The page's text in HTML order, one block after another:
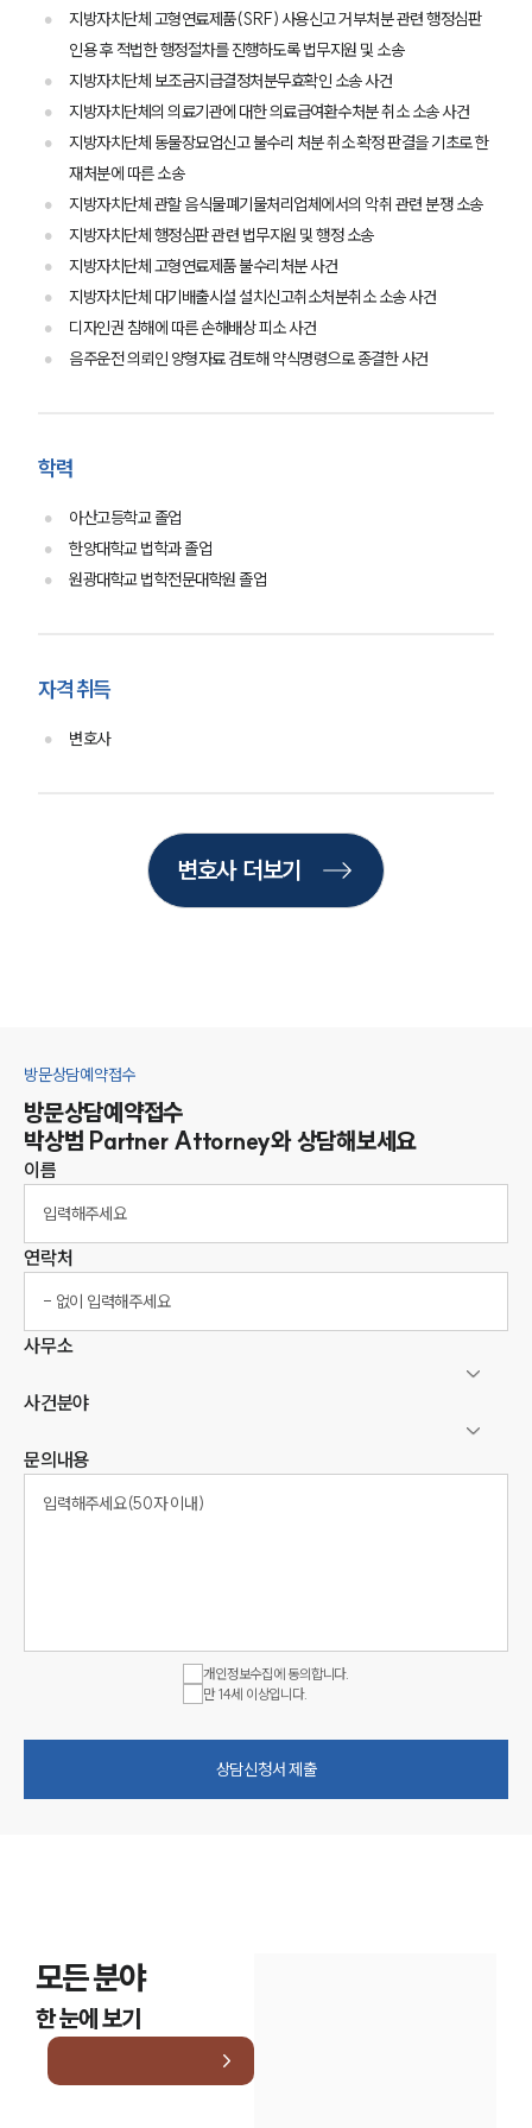
법률정보
법률지식인
고객후기
업무분야
건설부 업무
전체
구성원 소개
부동산전문변호사
뉴스레터/브로슈어
세미나
지방자치단체 고형연료제품(SRF) 사용신고 거부처분 관련 행정심판
인용 후 적법한 행정절차를 진행하도록 법무지원 및 소송
지방자치단체 보조금지급결정처분무효확인 소송 사건
지방자치단체의 의료기관에 대한 의료급여환수처분 취소 소송 사건
지방자치단체 동물장묘업신고 불수리 처분 취소 확정 판결을 기초로 한
재처분에 따른 소송
지방자치단체 관할 음식물폐기물처리업체에서의 악취 관련 분쟁 소송
지방자치단체 행정심판 관련 법무지원 및 행정 소송
지방자치단체 고형연료제품 불수리처분 사건
지방자치단체 대기배출시설 설치신고취소처분취소 소송 사건
디자인권 침해에 따른 손해배상 피소 사건
음주운전 의뢰인 양형자료 검토해 약식명령으로 종결한 사건
학력
아산고등학교 졸업
한양대학교 법학과 졸업
원광대학교 법학전문대학원 졸업
자격 취득
변호사
변호사 더보기
방문상담예약접수
방문상담예약접수
박상범 Partner Attorney와 상담해보세요
이름
연락처
사무소
사건분야
문의내용
개인정보수집에 동의합니다.
만 14세 이상입니다.
상담신청서 제출
모든 분야
한 눈에 보기